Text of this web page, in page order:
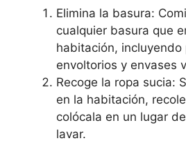
Elimina la basura:
cualquier basura que
habitación, incluyendo
envoltorios y envases
Recoge la ropa sucia:
en la habitación,
colócala en un lugar
lavar.